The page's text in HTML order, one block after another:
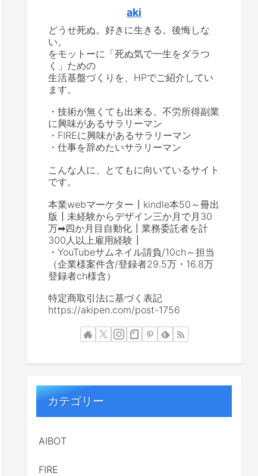
aki
どうせ死ぬ。好きに生きる。後悔しな
い。
をモットーに「死ぬ気で一生をダラつ
く」ための
生活基盤づくりを、HPでご紹介してい
ます。
・技術が無くても出来る、不労所得副業
に興味があるサラリーマン
・FIREに興味があるサラリーマン
・仕事を辞めたいサラリーマン
こんな人に、とてもに向いているサイト
です。
本業webマーケター┃kindle本50～冊出
版┃未経験からデザイン三か月で月30
万➡四か月目自動化┃業務委託者を計
300人以上雇用経験┃
・YouTubeサムネイル請負/10ch～担当
（企業様案件含/登録者29.5万・16.8万
登録者ch様含）
特定商取引法に基づく表記
https://akipen.com/post-1756
カテゴリー
AIBOT
FIRE